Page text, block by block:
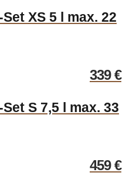
XS 5 l max. 22
339€
S 7,5 l max. 33
459€